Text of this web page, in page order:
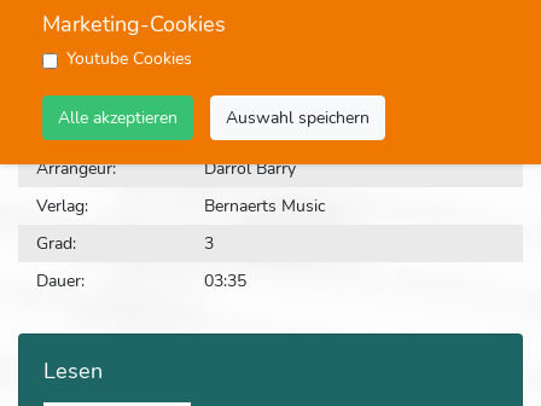
Marketing-Cookies
Youtube Cookies
Alle akzeptieren Auswahl speichern
Bestellnummer:
22685
Komponist:
Traditional
Arrangeur:
Darrol Barry
Verlag:
Bernaerts Music
Grad:
3
Dauer:
03:35
Lesen